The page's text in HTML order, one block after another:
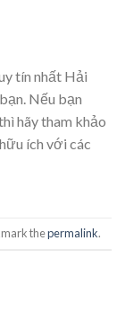
tín nhất Hải
Nếu bạn
hãy tham khảo
ích với các
thepermalink.